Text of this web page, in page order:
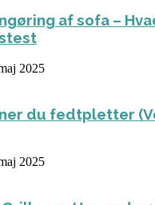
af sofa –
2025
du fedtpletter
2025